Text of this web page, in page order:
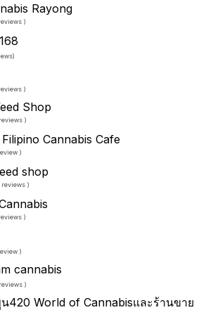
Rayong
)
)
)
Shop
)
Cannabis Cafe
)
shop
reviews )
)
)
cannabis
)
420 World of Cannabisและร้านขาย